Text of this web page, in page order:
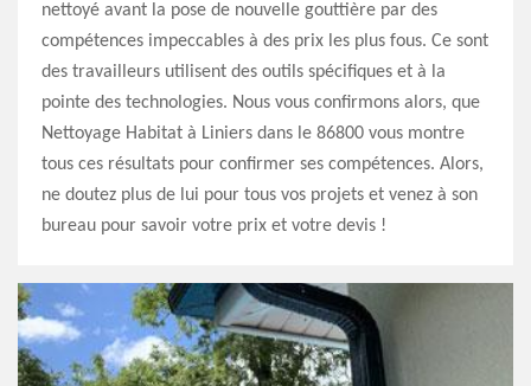
nettoyé avant la pose de nouvelle gouttière par des
compétences impeccables à des prix les plus fous. Ce sont
des travailleurs utilisent des outils spécifiques et à la
pointe des technologies. Nous vous confirmons alors, que
Nettoyage Habitat à Liniers dans le 86800 vous montre
tous ces résultats pour confirmer ses compétences. Alors,
ne doutez plus de lui pour tous vos projets et venez à son
bureau pour savoir votre prix et votre devis !